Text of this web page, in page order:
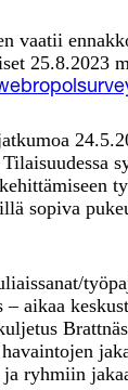
vaatii
25.8.2023
sopiva
– aikaa
ryhmiin